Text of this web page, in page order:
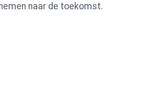
naar de toekomst.